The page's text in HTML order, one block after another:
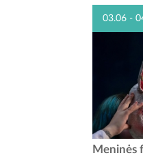
03.06 -
Meninės